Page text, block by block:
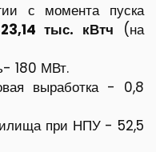
с момента пуска
тыс. кВтч (на
180 МВт.
выработка - 0,8
при НПУ - 52,5